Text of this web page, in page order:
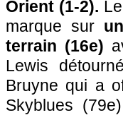
Orient (1-2).
marque sur
terrain (16e)
Lewis
Bruyne qui a
Skyblues